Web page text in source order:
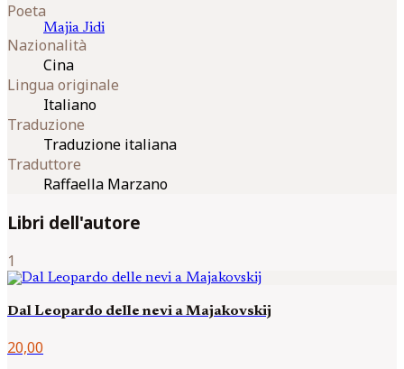
Poeta
Majia Jidi
Nazionalità
Cina
Lingua originale
Italiano
Traduzione
Traduzione italiana
Traduttore
Raffaella Marzano
Libri dell'autore
1
Dal Leopardo delle nevi a Majakovskij
20,00